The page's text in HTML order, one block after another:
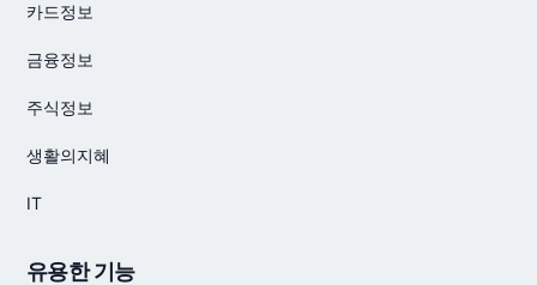
카드정보
금융정보
주식정보
생활의지혜
IT
유용한 기능